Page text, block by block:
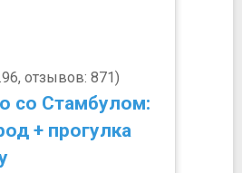
отзывов: 871)
со Стамбулом:
+ прогулка